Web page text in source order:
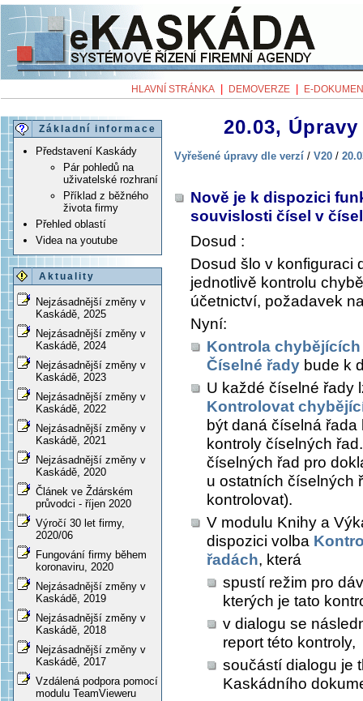
HLAVNÍ STRÁNKA DEMOVERZE E-
Základní informace
Představení Kaskády
Pár pohledů na
uživatelské rozhraní
Příklad z běžného
života firmy
Přehled oblastí
Videa na youtube
Aktuality
Nejzásadnější změny v
Kaskádě, 2025
Nejzásadnější změny v
Kaskádě, 2024
Nejzásadnější změny v
Kaskádě, 2023
Nejzásadnější změny v
Kaskádě, 2022
Nejzásadnější změny v
Kaskádě, 2021
Nejzásadnější změny v
Kaskádě, 2020
Článek ve Ždárském
průvodci - říjen 2020
Výročí 30 let firmy,
2020/06
Fungování firmy během
koronaviru, 2020
Nejzásadnější změny v
Kaskádě, 2019
Nejzásadnější změny v
Kaskádě, 2018
Nejzásadnější změny v
Kaskádě, 2017
Vzdálená podpora pomocí
modulu TeamVieweru
20.03,
Vyřešené úpravy dle verzí / V20 /
Nově je k dispozici
souvislosti čísel v
Dosud :
Dosud šlo v konfiguraci
jednotlivě kontrolu
účetnictví, požadavek
Nyní:
Kontrola
Číselné řady bude k
U každé číselné řady
Kontrolovat
být daná číselná
kontroly číselných
číselných řad pro
u ostatních číselných
kontrolovat).
V modulu Knihy a
dispozici volba
řadách, která
spustí režim pro
kterých je tato
v dialogu se
report této kontroly,
součástí dialogu je
Kaskádního